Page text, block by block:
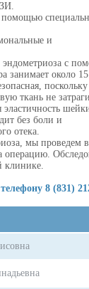
и
эндометриоза с
занимает около
поскольку
ткань не
эластичность
без боли и
отека.
мы проведем
операцию.
клинике.
8 (831)